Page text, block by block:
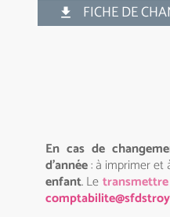
get_app FICHE DE
En cas de
d’année: à imprimer et
enfant. Letransmettre